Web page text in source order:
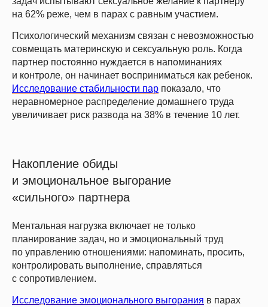
на 62% реже, чем в парах с равным участием.
Психологический механизм связан с невозможностью
совмещать материнскую и сексуальную роль. Когда
партнер постоянно нуждается в напоминаниях
и контроле, он начинает восприниматься как ребенок.
Исследование стабильности пар показало, что
неравномерное распределение домашнего труда
увеличивает риск развода на 38% в течение 10 лет.
Накопление обиды
и эмоциональное выгорание
«сильного» партнера
Ментальная нагрузка включает не только
планирование задач, но и эмоциональный труд
по управлению отношениями: напоминать, просить,
контролировать выполнение, справляться
с сопротивлением.
Исследование эмоционального выгорания в парах